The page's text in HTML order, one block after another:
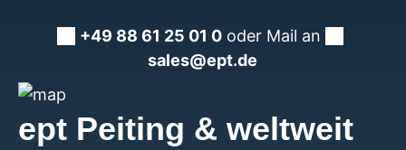
+49 88 61 25 01 0 oder Mail an
sales@ept.de
ept Peiting & weltweit